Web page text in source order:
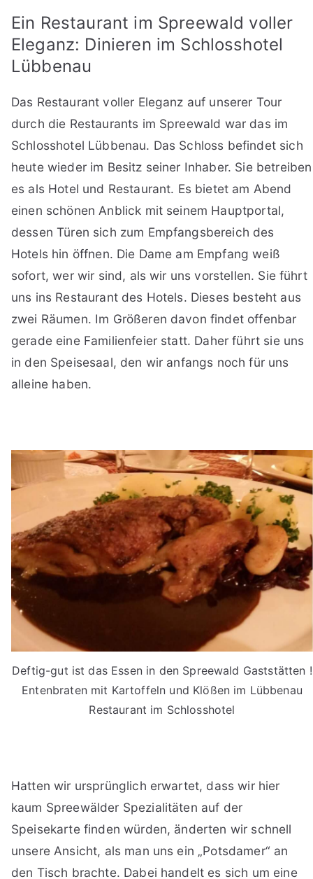
Ein Restaurant im Spreewald voller
Eleganz: Dinieren im Schlosshotel
Lübbenau
Das Restaurant voller Eleganz auf unserer Tour
durch die Restaurants im Spreewald war das im
Schlosshotel Lübbenau. Das Schloss befindet sich
heute wieder im Besitz seiner Inhaber. Sie betreiben
es als Hotel und Restaurant. Es bietet am Abend
einen schönen Anblick mit seinem Hauptportal,
dessen Türen sich zum Empfangsbereich des
Hotels hin öffnen. Die Dame am Empfang weiß
sofort, wer wir sind, als wir uns vorstellen. Sie führt
uns ins Restaurant des Hotels. Dieses besteht aus
zwei Räumen. Im Größeren davon findet offenbar
gerade eine Familienfeier statt. Daher führt sie uns
in den Speisesaal, den wir anfangs noch für uns
alleine haben.
Deftig-gut ist das Essen in den Spreewald Gaststätten !
Entenbraten mit Kartoffeln und Klößen im Lübbenau
Restaurant im Schlosshotel
Hatten wir ursprünglich erwartet, dass wir hier
kaum Spreewälder Spezialitäten auf der
Speisekarte finden würden, änderten wir schnell
unsere Ansicht, als man uns ein „Potsdamer“ an
den Tisch brachte. Dabei handelt es sich um eine